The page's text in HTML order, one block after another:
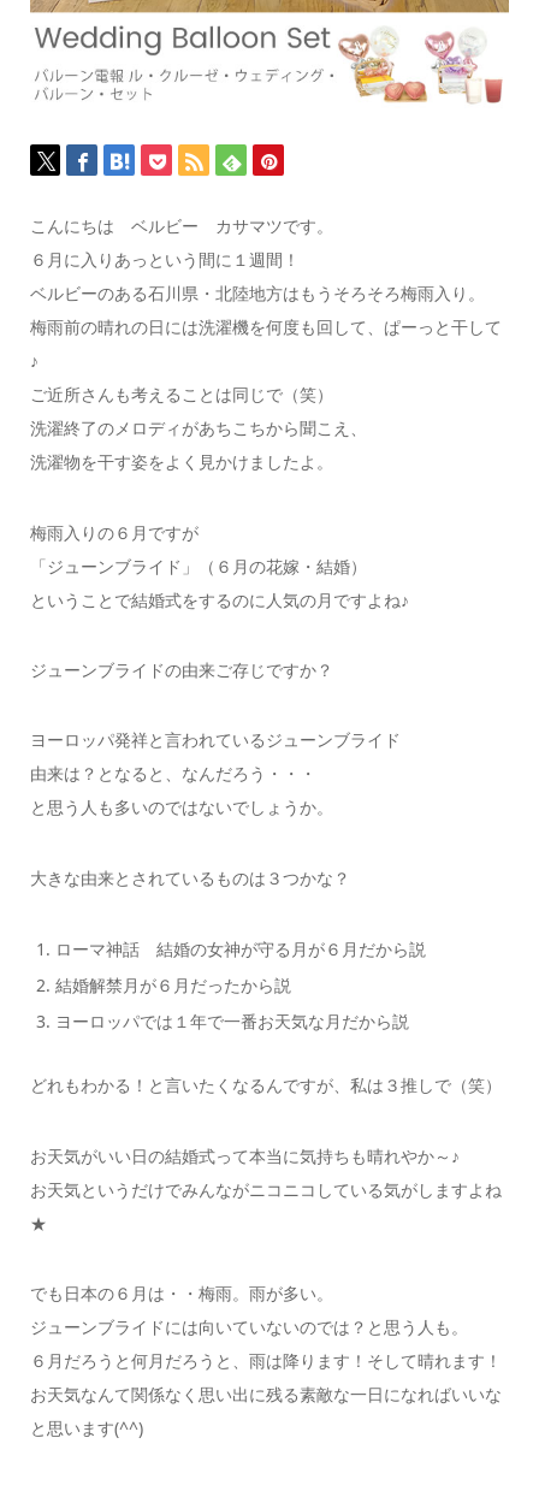
こんにちは ベルビー カサマツです。
６月に入りあっという間に１週間！
ベルビーのある石川県・北陸地方はもうそろそろ梅雨入り。
梅雨前の晴れの日には洗濯機を何度も回して、ぱーっと干して
♪
ご近所さんも考えることは同じで（笑）
洗濯終了のメロディがあちこちから聞こえ、
洗濯物を干す姿をよく見かけましたよ。
梅雨入りの６月ですが
「ジューンブライド」（６月の花嫁・結婚）
ということで結婚式をするのに人気の月ですよね♪
ジューンブライドの由来ご存じですか？
ヨーロッパ発祥と言われているジューンブライド
由来は？となると、なんだろう・・・
と思う人も多いのではないでしょうか。
大きな由来とされているものは３つかな？
ローマ神話 結婚の女神が守る月が６月だから説
結婚解禁月が６月だったから説
ヨーロッパでは１年で一番お天気な月だから説
どれもわかる！と言いたくなるんですが、私は３推しで（笑）
お天気がいい日の結婚式って本当に気持ちも晴れやか～♪
お天気というだけでみんながニコニコしている気がしますよね
★
でも日本の６月は・・梅雨。雨が多い。
ジューンブライドには向いていないのでは？と思う人も。
６月だろうと何月だろうと、雨は降ります！そして晴れます！
お天気なんて関係なく思い出に残る素敵な一日になればいいな
と思います(^^)